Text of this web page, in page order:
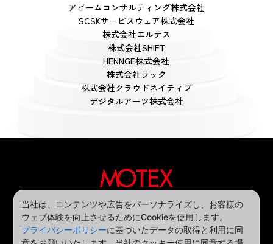
アビームコンサルティング株式会社
SCSKサービスウェア株式会社
株式会社エルテス
株式会社SHIFT
HENNGE株式会社
株式会社ラック
株式会社クラウドネイティブ
デジタルアーツ株式会社
主 催
エムオーテックス株式会社
当社は、コンテンツや広告をパーソナライズし、お客様の
ウェブ体験を向上させるためにCookieを使用します。
プライバシーポリシーに基づいたデータの取得と利用に同